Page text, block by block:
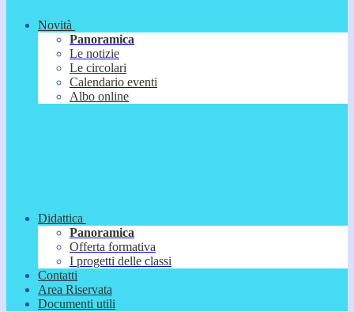
Novità
Panoramica
Le notizie
Le circolari
Calendario eventi
Albo online
Didattica
Panoramica
Offerta formativa
I progetti delle classi
Contatti
Area Riservata
Documenti utili